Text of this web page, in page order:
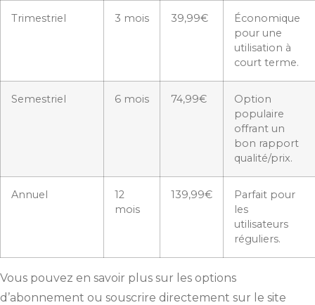
Trimestriel 3 mois 39,99€
Économique
pour une
utilisation à
court terme.
Semestriel 6 mois 74,99€
Option
populaire
offrant un
bon rapport
qualité/prix.
Annuel
12
mois
139,99€
Parfait pour
les
utilisateurs
réguliers.
Vous pouvez en savoir plus sur les options
d’abonnement ou souscrire directement sur le site